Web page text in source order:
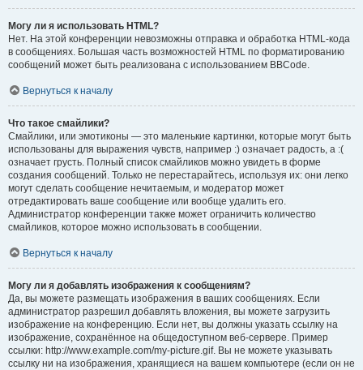
Могу ли я использовать HTML?
Нет. На этой конференции невозможны отправка и обработка HTML-кода
в сообщениях. Большая часть возможностей HTML по форматированию
сообщений может быть реализована с использованием BBCode.
Вернуться к началу
Что такое смайлики?
Смайлики, или эмотиконы — это маленькие картинки, которые могут быть
использованы для выражения чувств, например :) означает радость, а :(
означает грусть. Полный список смайликов можно увидеть в форме
создания сообщений. Только не перестарайтесь, используя их: они легко
могут сделать сообщение нечитаемым, и модератор может
отредактировать ваше сообщение или вообще удалить его.
Администратор конференции также может ограничить количество
смайликов, которое можно использовать в сообщении.
Вернуться к началу
Могу ли я добавлять изображения к сообщениям?
Да, вы можете размещать изображения в ваших сообщениях. Если
администратор разрешил добавлять вложения, вы можете загрузить
изображение на конференцию. Если нет, вы должны указать ссылку на
изображение, сохранённое на общедоступном веб-сервере. Пример
ссылки: http://www.example.com/my-picture.gif. Вы не можете указывать
ссылку ни на изображения, хранящиеся на вашем компьютере (если он не